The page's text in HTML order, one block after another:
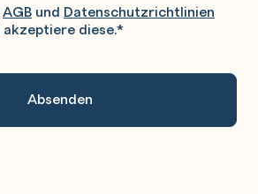
AGB und Datenschutzrichtlinien
akzeptiere diese.*